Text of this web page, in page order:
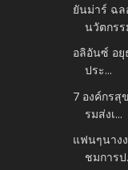
ยันม่าร์ ฉล
นวัตกรร
อลิอันซ์ อยุ
ประ...
7 องค์กรสุ
รมส่งเ...
แฟนๆนาง
ชมการป